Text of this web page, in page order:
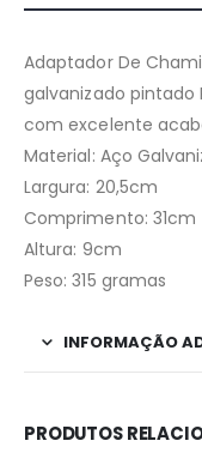
Adaptador De
galvanizado
com excelente
Material: Aço
Largura: 20,5cm
Comprimento: 31cm
Altura: 9cm
Peso: 315 gramas
INFORMAÇÃO
PRODUTOS